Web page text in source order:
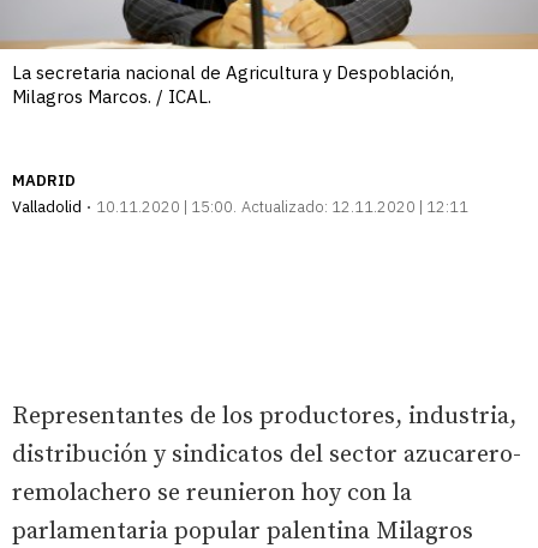
La secretaria nacional de Agricultura y Despoblación,
Milagros Marcos. / ICAL.
MADRID
Valladolid
10.11.2020 | 15:00 Actualizado: 12.11.2020 | 12:11
Representantes de los productores, industria,
distribución y sindicatos del sector azucarero-
remolachero se reunieron hoy con la
parlamentaria popular palentina Milagros